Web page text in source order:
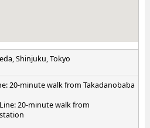
Shinjuku, Tokyo
20-minute walk from Takadanobaba
20-minute walk from